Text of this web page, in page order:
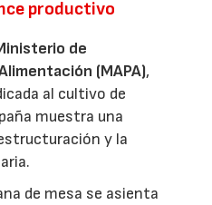
productivo
de
(MAPA),
al cultivo de
muestra una
y la
de mesa se asienta